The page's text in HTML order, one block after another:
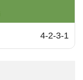
4-2-3-1